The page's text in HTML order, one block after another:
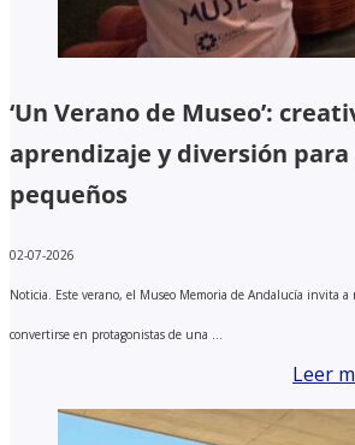
‘Un Verano de Museo’:
aprendizaje y diversión para
pequeños
02-07-2026
Noticia. Este verano, el Museo Memoria de Andalucía invita a
convertirse en protagonistas de una ...
Leer